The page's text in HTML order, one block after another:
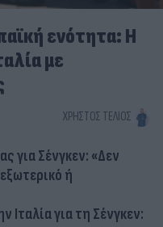
ενότητα: Η
με
ΧΡΉΣΤΟΣ ΤΈΛΙΟΣ
για Σένγκεν: «Δεν
ή
Ιταλία για τη Σένγκεν: